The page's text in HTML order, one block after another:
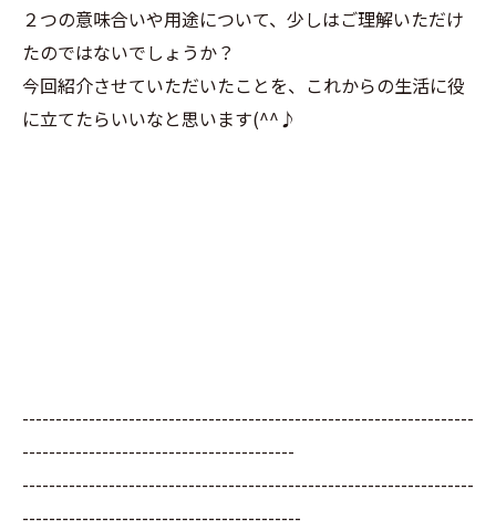
２つの意味合いや用途について、少しはご理解いただけ
たのではないでしょうか？
今回紹介させていただいたことを、これからの生活に役
に立てたらいいなと思います(^^♪
--------------------------------------------------------------------
-----------------------------------------
--------------------------------------------------------------------